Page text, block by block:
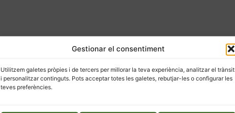
Gestionar el consentiment
Utilitzem galetes pròpies i de tercers per millorar la teva experiència, analitzar el trànsit
i personalitzar continguts. Pots acceptar totes les galetes, rebutjar-les o configurar les
teves preferències.